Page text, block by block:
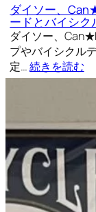
ダイソー、
ードとバイシク
ダイソー、
プやバイシクル
定…続きを読む